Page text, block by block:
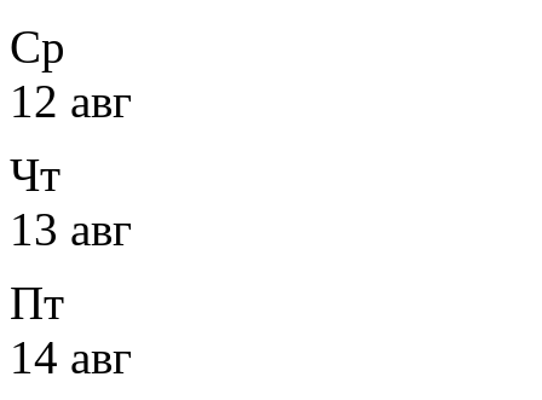
Ср
12 авг
Чт
13 авг
Пт
14 авг